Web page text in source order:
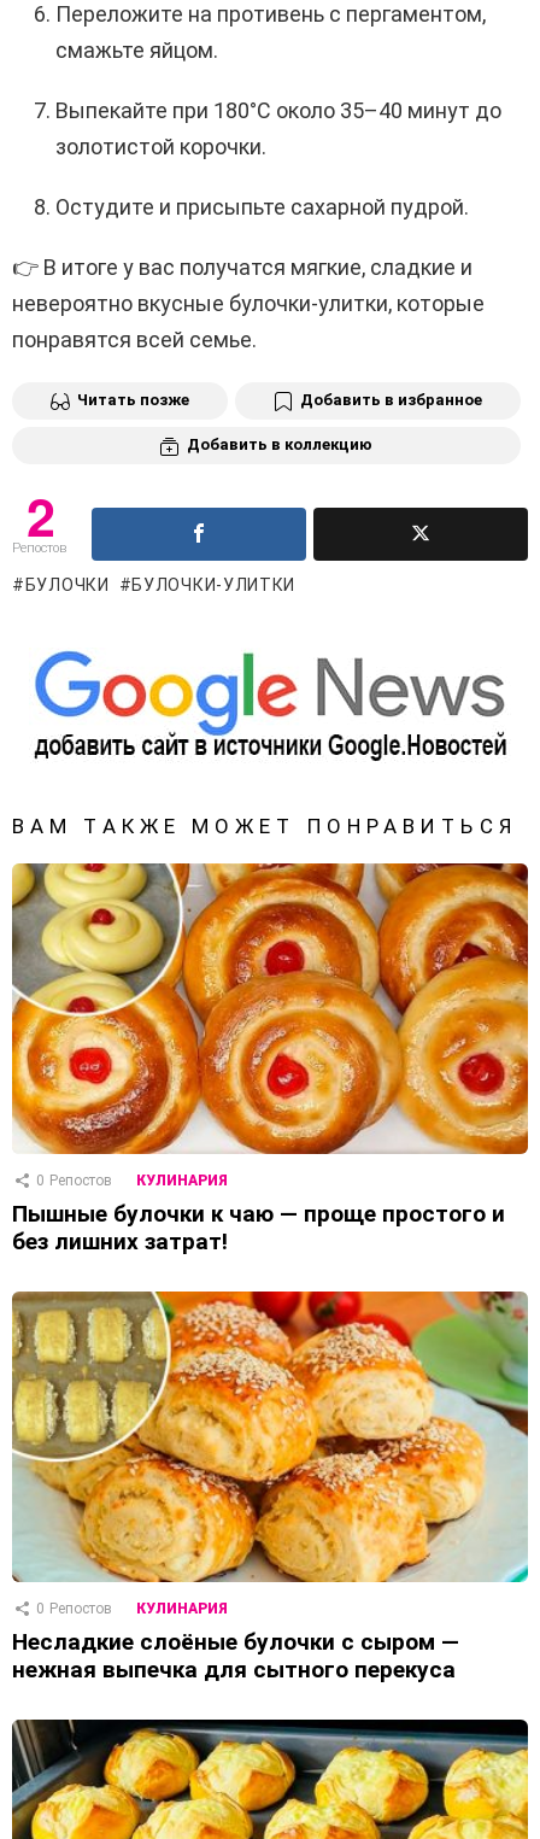
Переложите на противень с пергаментом,
смажьте яйцом.
Выпекайте при 180°C около 35–40 минут до
золотистой корочки.
Остудите и присыпьте сахарной пудрой.
👉 В итоге у вас получатся мягкие, сладкие и
невероятно вкусные булочки-улитки, которые
понравятся всей семье.
Читать позже Добавить в избранное
Добавить в коллекцию
2
Репостов
БУЛОЧКИ БУЛОЧКИ-УЛИТКИ
ВАМ ТАКЖЕ МОЖЕТ ПОНРАВИТЬСЯ
0 Репостов КУЛИНАРИЯ
Пышные булочки к чаю — проще простого и
без лишних затрат!
0 Репостов КУЛИНАРИЯ
Несладкие слоёные булочки с сыром —
нежная выпечка для сытного перекуса